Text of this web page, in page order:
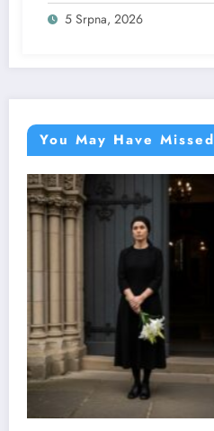
5 Srpna, 2026
You May Have Missed
STYLY